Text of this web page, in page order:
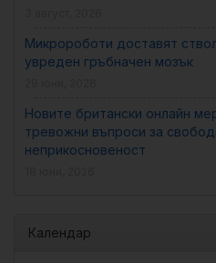
Микророботи доставят
увреден гръбначен мозък
Новите британски онлайн
тревожни въпроси за
неприкосновеност
Календар